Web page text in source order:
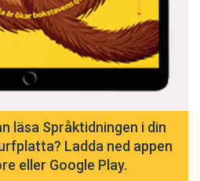
läsa Språktidningen i din
Ladda ned appen
eller Google Play.